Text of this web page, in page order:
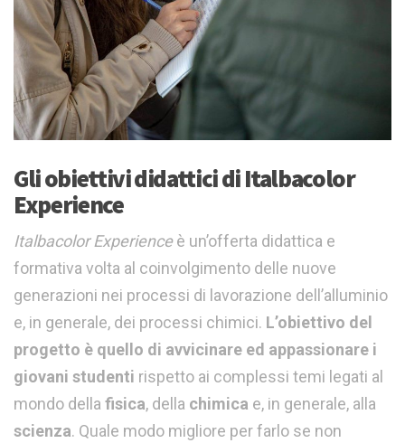
Gli obiettivi didattici di Italbacolor
Experience
Italbacolor Experienceè un’offerta didattica e
formativa volta al coinvolgimento delle nuove
generazioni nei processi di lavorazione dell’alluminio
e, in generale, dei processi chimici. L’obiettivo del
progetto è quello di avvicinare ed appassionare i
giovani studenti rispetto ai complessi temi legati al
mondo della fisica, della chimica e, in generale, alla
scienza. Quale modo migliore per farlo se non